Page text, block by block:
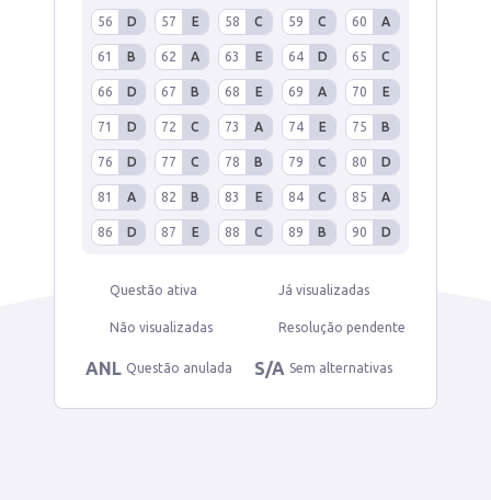
56 D 57 E 58 C 59 C 60 A
61 B 62 A 63 E 64 D 65 C
66 D 67 B 68 E 69 A 70 E
71 D 72 C 73 A 74 E 75 B
76 D 77 C 78 B 79 C 80 D
81 A 82 B 83 E 84 C 85 A
86 D 87 E 88 C 89 B 90 D
Questão ativa Já visualizadas
Não visualizadas Resolução pendente
ANL Questão anulada S/A Sem alternativas